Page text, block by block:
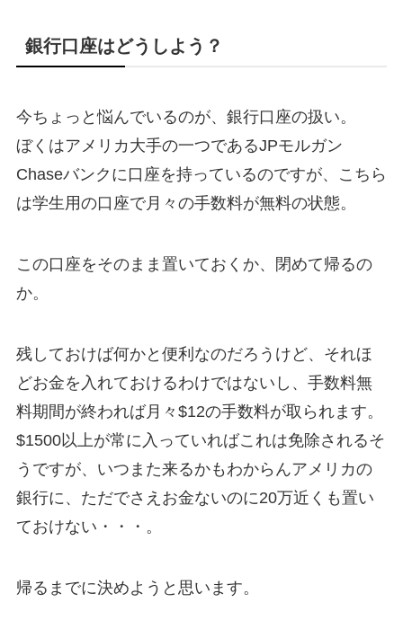
銀行口座はどうしよう？
今ちょっと悩んでいるのが、銀行口座の扱い。
ぼくはアメリカ大手の一つであるJPモルガン
Chaseバンクに口座を持っているのですが、こちら
は学生用の口座で月々の手数料が無料の状態。
この口座をそのまま置いておくか、閉めて帰るの
か。
残しておけば何かと便利なのだろうけど、それほ
どお金を入れておけるわけではないし、手数料無
料期間が終われば月々$12の手数料が取られます。
$1500以上が常に入っていればこれは免除されるそ
うですが、いつまた来るかもわからんアメリカの
銀行に、ただでさえお金ないのに20万近くも置い
ておけない・・・。
帰るまでに決めようと思います。